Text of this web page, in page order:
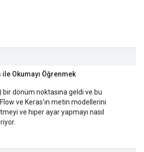
Okumayı Öğrenmek
bir dönüm noktasına geldi ve bu
ve Keras'ın metin modellerini
ve hiper ayar yapmayı nasıl